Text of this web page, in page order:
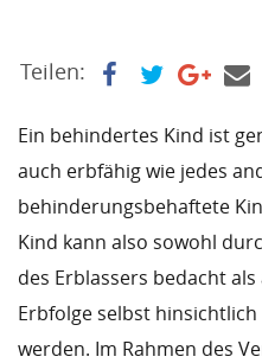
Teilen:
Ein behindertes Kind ist
auch erbfähig wie jedes
behinderungsbehaftete
Kind kann also sowohl
des Erblassers bedacht
Erbfolge selbst
werden. Im Rahmen des